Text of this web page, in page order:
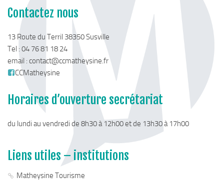
Contactez nous
13 Route du Terril 38350 Susville
Tel : 04 76 81 18 24
email : contact@ccmatheysine.fr
CCMatheysine
Horaires d’ouverture secrétariat
du lundi au vendredi de 8h30 à 12h00 et de 13h30 à 17h00
Liens utiles – institutions
Matheysine Tourisme